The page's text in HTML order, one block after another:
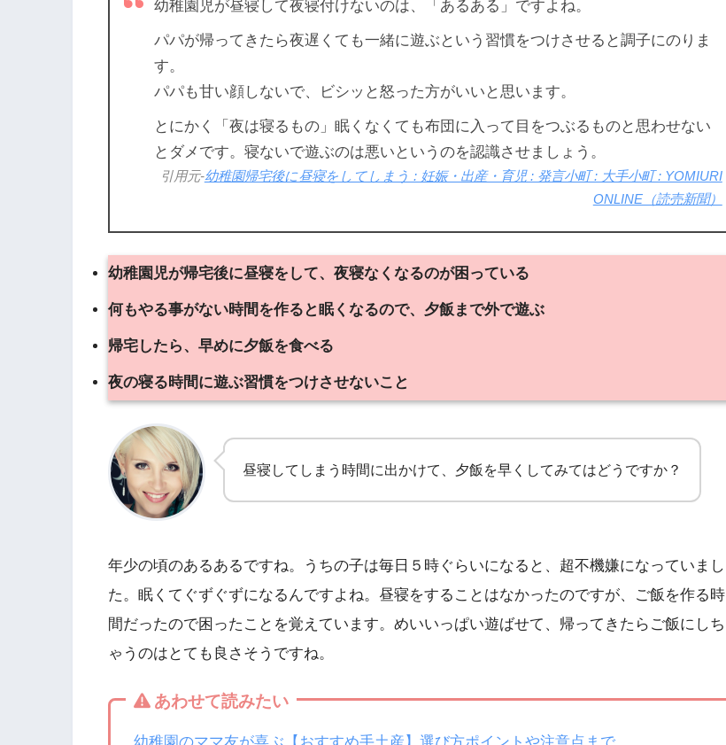
幼稚園児が昼寝して夜寝付けないのは、「あるある」ですよね。
パパが帰ってきたら夜遅くても一緒に遊ぶという習慣をつけさせると調子にのりま
す。
パパも甘い顔しないで、ビシッと怒った方がいいと思います。
とにかく「夜は寝るもの」眠くなくても布団に入って目をつぶるものと思わせない
とダメです。寝ないで遊ぶのは悪いというのを認識させましょう。
引用元-幼稚園帰宅後に昼寝をしてしまう : 妊娠・出産・育児 : 発言小町 : 大手小町 : YOMIURI
ONLINE（読売新聞）
幼稚園児が帰宅後に昼寝をして、夜寝なくなるのが困っている
何もやる事がない時間を作ると眠くなるので、夕飯まで外で遊ぶ
帰宅したら、早めに夕飯を食べる
夜の寝る時間に遊ぶ習慣をつけさせないこと
昼寝してしまう時間に出かけて、夕飯を早くしてみてはどうですか？
年少の頃のあるあるですね。うちの子は毎日５時ぐらいになると、超不機嫌になっていまし
た。眠くてぐずぐずになるんですよね。昼寝をすることはなかったのですが、ご飯を作る時
間だったので困ったことを覚えています。めいいっぱい遊ばせて、帰ってきたらご飯にしち
ゃうのはとても良さそうですね。
あわせて読みたい